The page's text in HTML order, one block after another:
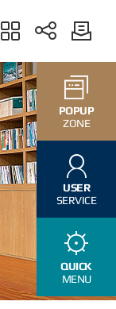
POPUP
ZONE
USER
SERVICE
QUICK
MENU